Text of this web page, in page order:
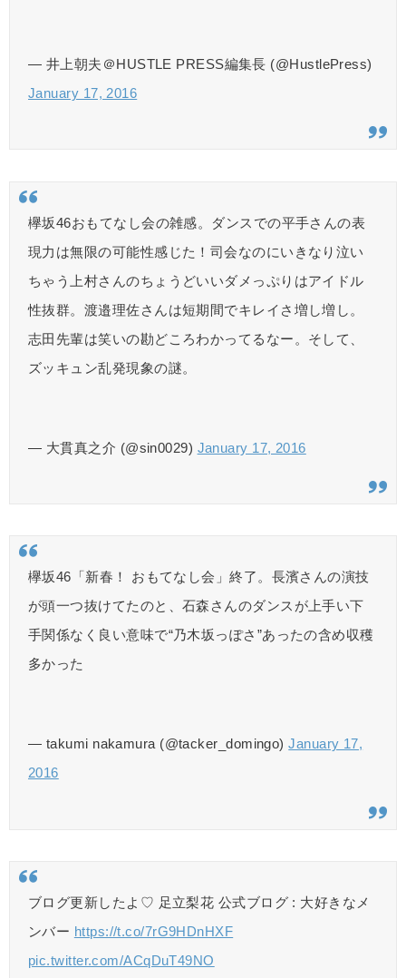
— 井上朝夫＠HUSTLE PRESS編集長 (@HustlePress)
January 17, 2016
欅坂46おもてなし会の雑感。ダンスでの平手さんの表
現力は無限の可能性感じた！司会なのにいきなり泣い
ちゃう上村さんのちょうどいいダメっぷりはアイドル
性抜群。渡邉理佐さんは短期間でキレイさ増し増し。
志田先輩は笑いの勘どころわかってるなー。そして、
ズッキュン乱発現象の謎。
— 大貫真之介 (@sin0029) January 17, 2016
欅坂46「新春！ おもてなし会」終了。長濱さんの演技
が頭一つ抜けてたのと、石森さんのダンスが上手い下
手関係なく良い意味で“乃木坂っぽさ”あったの含め収穫
多かった
— takumi nakamura (@tacker_domingo)January 17,
2016
ブログ更新したよ♡ 足立梨花 公式ブログ : 大好きなメ
ンバー https://t.co/7rG9HDnHXF
pic.twitter.com/ACqDuT49NO